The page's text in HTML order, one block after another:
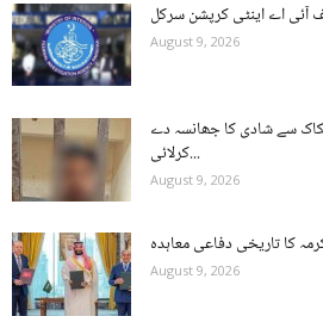
August 9, 2026
سے شادی کا جھانسہ دے
کرلائی...
August 9, 2026
August 9, 2026